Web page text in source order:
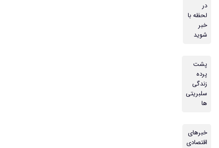
در
لحظه با
خبر
شوید
پشت
پرده
زندگی
سلبریتی
ها
خبرهای
اقتصادی